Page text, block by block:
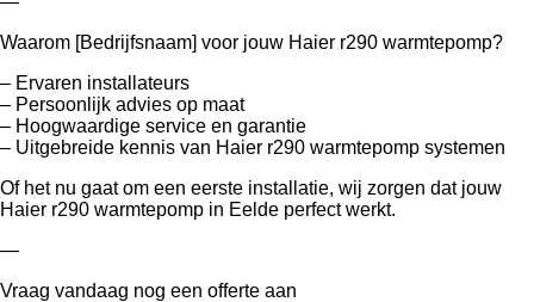
Waarom [Bedrijfsnaam] voor jouw Haier r290 warmtepomp?
– Ervaren installateurs
– Persoonlijk advies op maat
– Hoogwaardige service en garantie
– Uitgebreide kennis van Haier r290 warmtepomp systemen
Of het nu gaat om een eerste installatie, wij zorgen dat jouw
Haier r290 warmtepomp in Eelde perfect werkt.
—
Vraag vandaag nog een offerte aan